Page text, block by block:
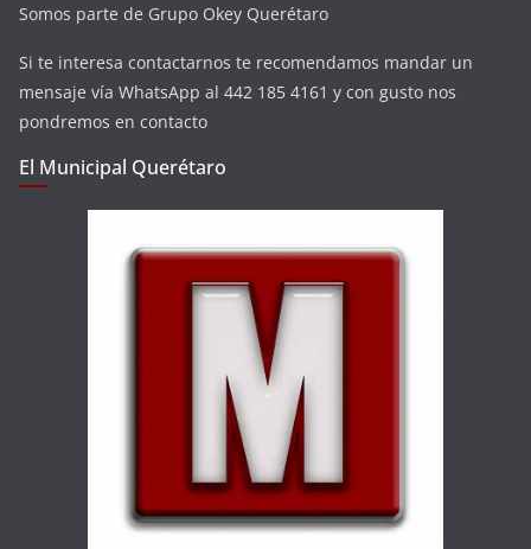
Somos parte de Grupo Okey Querétaro
Si te interesa contactarnos te recomendamos mandar un
mensaje vía WhatsApp al 442 185 4161 y con gusto nos
pondremos en contacto
El Municipal Querétaro